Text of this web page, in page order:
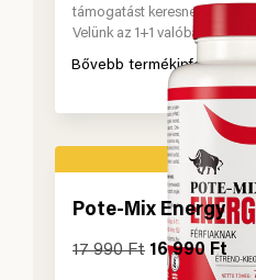
támogatást keresnek.
Velünk az 1+1 valóban 3 lehet.
Bővebb termékinformáció
Pote-Mix Energy
17 990Ft 16 990 Ft